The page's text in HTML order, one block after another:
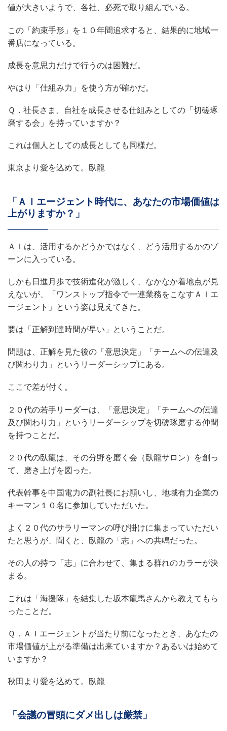
値が大きいようで、各社、必死で取り組んでいる。
この「約束手形」を１０年間追求すると、結果的に地域一
番店になっている。
成長を意思力だけで行うのは困難だ。
やはり「仕組み力」を使う方が確かだ。
Ｑ．社長さま、自社を成長させる仕組みとしての「切磋琢
磨する会」を持っていますか？
これは個人としての成長としても同様だ。
東京より愛を込めて。臥龍
「ＡＩエージェント時代に、あなたの市場価値は
上がりますか？」
ＡＩは、活用するかどうかではなく、どう活用するかのゾ
ーンに入っている。
しかも日進月歩で技術進化が激しく、なかなか着地点が見
えないが、「ワンストップ指令で一連業務をこなすＡＩエ
ージェント」という姿は見えてきた。
要は「正解到達時間が早い」ということだ。
問題は、正解を見た後の「意思決定」「チームへの伝達及
び関わり力」というリーダーシップにある。
ここで差が付く。
２０代の若手リーダーは、「意思決定」「チームへの伝達
及び関わり力」というリーダーシップを切磋琢磨する仲間
を持つことだ。
２０代の臥龍は、その分野を磨く会（臥龍サロン）を創っ
て、磨き上げを図った。
代表幹事を中国電力の副社長にお願いし、地域有力企業の
キーマン１０名に参加していただいた。
よく２０代のサラリーマンの呼び掛けに集まっていただい
たと思うが、聞くと、臥龍の「志」への共鳴だった。
その人の持つ「志」に合わせて、集まる群れのカラーが決
まる。
これは「海援隊」を結集した坂本龍馬さんから教えてもら
ったことだ。
Ｑ．ＡＩエージェントが当たり前になったとき、あなたの
市場価値が上がる準備は出来ていますか？あるいは始めて
いますか？
秋田より愛を込めて。臥龍
「会議の冒頭にダメ出しは厳禁」